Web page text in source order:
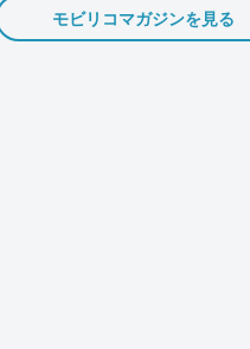
モビリコマガジンを見る